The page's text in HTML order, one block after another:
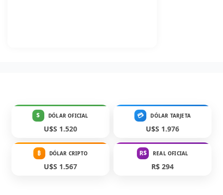
$ DÓLAR OFICIAL
U$S 1.520
💳 DÓLAR TARJETA
U$S 1.976
₿ DÓLAR CRIPTO
U$S 1.567
R$ REAL OFICIAL
R$ 294